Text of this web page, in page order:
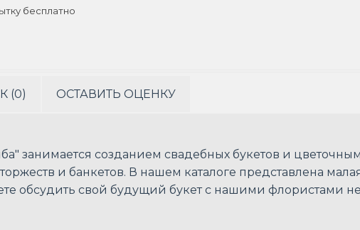
бесплатно
(0) ОСТАВИТЬ ОЦЕНКУ
занимается созданием свадебных букетов и
и банкетов. В нашем каталоге представлена
обсудить свой будущий букет с нашими флористами